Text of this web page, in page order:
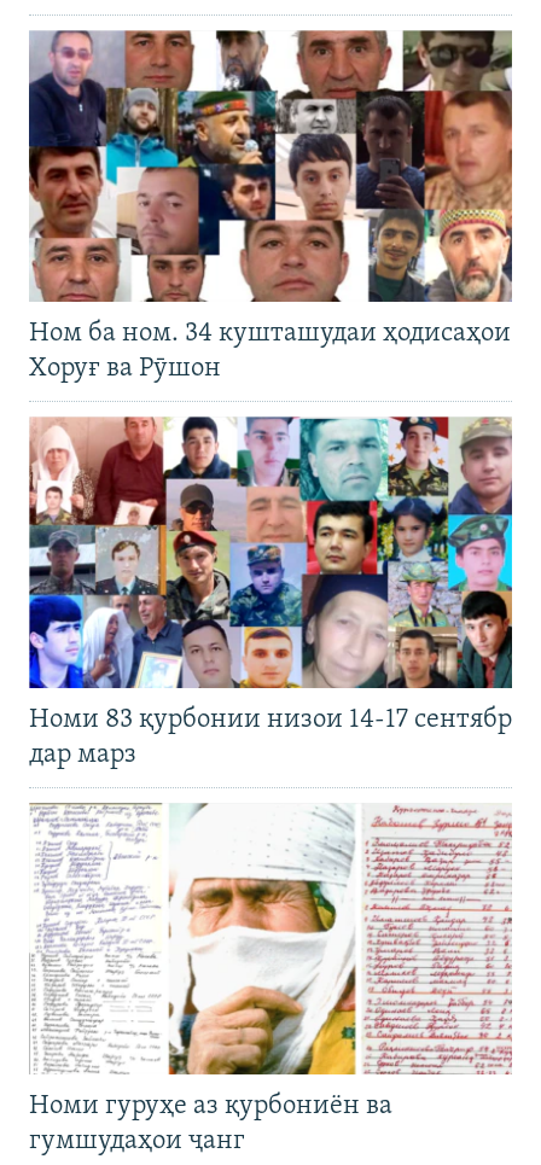
Ном ба ном. 34 кушташудаи ҳодисаҳои
Хоруғ ва Рӯшон
Номи 83 қурбонии низои 14-17 сентябр
дар марз
Номи гуруҳе аз қурбониён ва
гумшудаҳои ҷанг